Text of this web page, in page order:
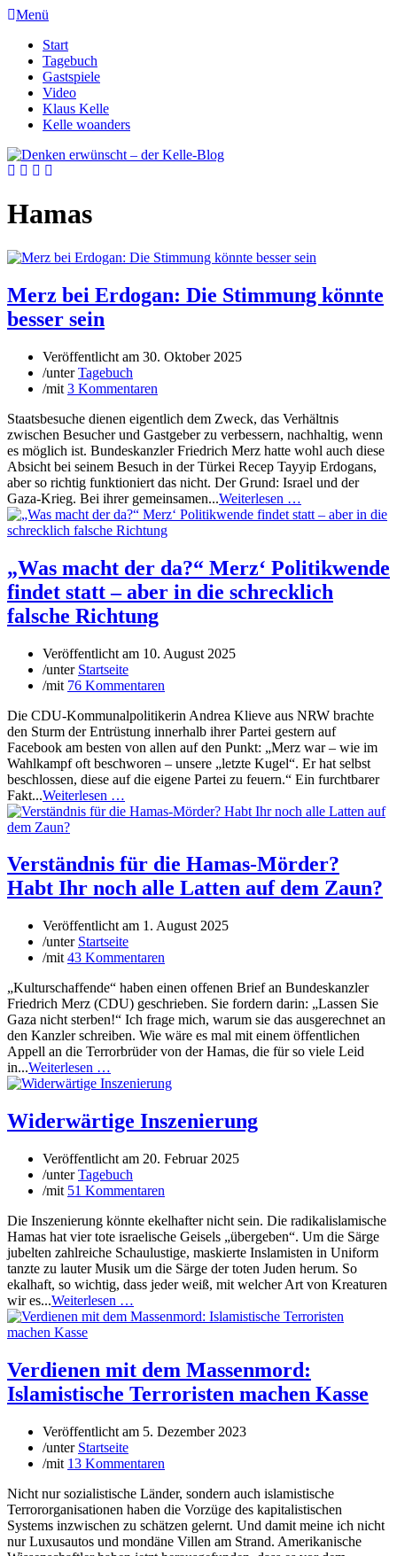
Menü
Start
Tagebuch
Gastspiele
Video
Klaus Kelle
Kelle woanders
Hamas
Merz bei Erdogan: Die Stimmung könnte
besser sein
Veröffentlicht am 30. Oktober 2025
/unterTagebuch
/mit 3 Kommentaren
Staatsbesuche dienen eigentlich dem Zweck, das Verhältnis
zwischen Besucher und Gastgeber zu verbessern, nachhaltig, wenn
es möglich ist. Bundeskanzler Friedrich Merz hatte wohl auch diese
Absicht bei seinem Besuch in der Türkei Recep Tayyip Erdogans,
aber so richtig funktioniert das nicht. Der Grund: Israel und der
Gaza-Krieg. Bei ihrer gemeinsamen...Weiterlesen …
„Was macht der da?“ Merz‘ Politikwende
findet statt – aber in die schrecklich
falsche Richtung
Veröffentlicht am 10. August 2025
/unter Startseite
/mit 76 Kommentaren
Die CDU-Kommunalpolitikerin Andrea Klieve aus NRW brachte
den Sturm der Entrüstung innerhalb ihrer Partei gestern auf
Facebook am besten von allen auf den Punkt: „Merz war – wie im
Wahlkampf oft beschworen – unsere „letzte Kugel“. Er hat selbst
beschlossen, diese auf die eigene Partei zu feuern.“ Ein furchtbarer
Fakt...Weiterlesen …
Verständnis für die Hamas-Mörder?
Habt Ihr noch alle Latten auf dem Zaun?
Veröffentlicht am 1. August 2025
/unter Startseite
/mit 43 Kommentaren
„Kulturschaffende“ haben einen offenen Brief an Bundeskanzler
Friedrich Merz (CDU) geschrieben. Sie fordern darin: „Lassen Sie
Gaza nicht sterben!“ Ich frage mich, warum sie das ausgerechnet an
den Kanzler schreiben. Wie wäre es mal mit einem öffentlichen
Appell an die Terrorbrüder von der Hamas, die für so viele Leid
in...Weiterlesen …
Widerwärtige Inszenierung
Veröffentlicht am 20. Februar 2025
/unterTagebuch
/mit 51 Kommentaren
Die Inszenierung könnte ekelhafter nicht sein. Die radikalislamische
Hamas hat vier tote israelische Geisels „übergeben“. Um die Särge
jubelten zahlreiche Schaulustige, maskierte Inslamisten in Uniform
tanzte zu lauter Musik um die Särge der toten Juden herum. So
ekalhaft, so wichtig, dass jeder weiß, mit welcher Art von Kreaturen
wir es...Weiterlesen …
Verdienen mit dem Massenmord:
Islamistische Terroristen machen Kasse
Veröffentlicht am 5. Dezember 2023
/unter Startseite
/mit 13 Kommentaren
Nicht nur sozialistische Länder, sondern auch islamistische
Terrororganisationen haben die Vorzüge des kapitalistischen
Systems inzwischen zu schätzen gelernt. Und damit meine ich nicht
nur Luxusautos und mondäne Villen am Strand. Amerikanische